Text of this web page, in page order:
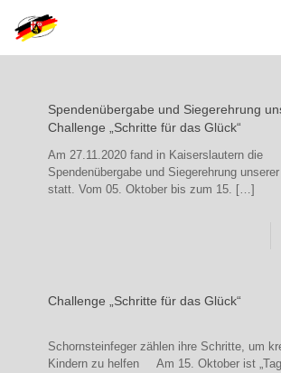
Spendenübergabe und Siegerehrung
Challenge „Schritte für das Glück“
Am 27.11.2020 fand in Kaiserslautern die
Spendenübergabe und Siegerehrung
statt. Vom 05. Oktober bis zum 15. […]
Challenge „Schritte für das Glück“
Schornsteinfeger zählen ihre Schritte, um
Kindern zu helfen Am 15. Oktober ist